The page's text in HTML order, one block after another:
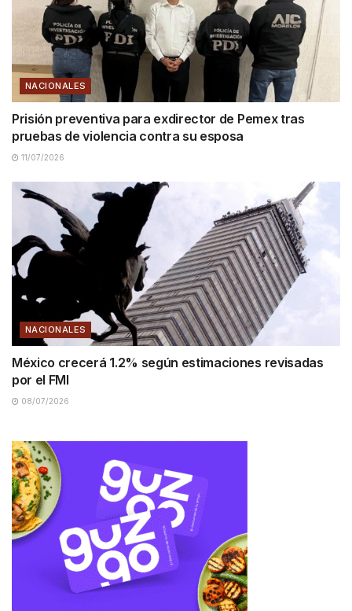
NACIONALES
Prisión preventiva para exdirector de Pemex tras
pruebas de violencia contra su esposa
11/07/2026
NACIONALES
México crecerá 1.2% según estimaciones revisadas
por el FMI
08/07/2026